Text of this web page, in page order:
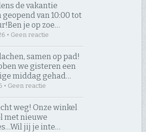
de vakantie
geopend van 10:00 tot
​Ben je op zoe…
• Geen reactie
samen op pad!
we gisteren een
middag gehad…
• Geen reactie
weg! Onze winkel
met nieuwe
​Wil jij je inte…